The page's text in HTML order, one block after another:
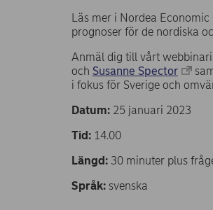
Läs mer i Nordea
prognoser för de nordiska
Anmäl dig till vårt
och Susanne Spector
i fokus för Sverige och
Datum:25 januari 2023
Tid:14.00
Längd:30 minuter plus
Språk:svenska